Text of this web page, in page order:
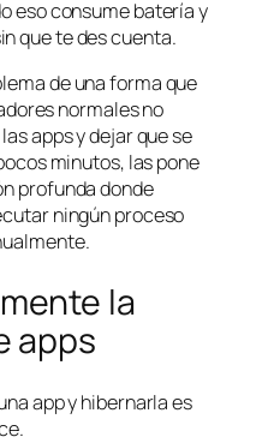
eso consume batería y
que te des cuenta.
de una forma que
normales no
apps y dejar que se
minutos, las pone
profunda donde
ningún proceso
la
apps
app y hibernarla es